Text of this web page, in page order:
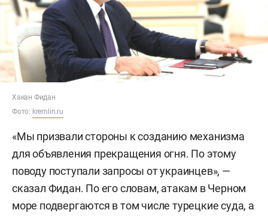
Хакан Фидан
Фото: kremlin.ru
«Мы призвали стороны к созданию механизма
для объявления прекращения огня. По этому
поводу поступали запросы от украинцев», —
сказал Фидан. По его словам, атакам в Черном
море подвергаются в том числе турецкие суда, а